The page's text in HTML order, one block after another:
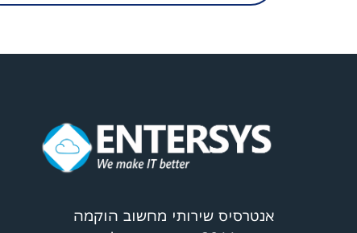
אנטרסיס שירותי מחשוב הוקמה